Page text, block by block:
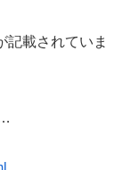
載されていま